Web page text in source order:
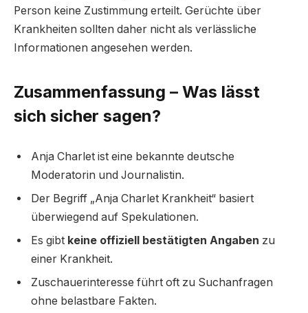
Person keine Zustimmung erteilt. Gerüchte über
Krankheiten sollten daher nicht als verlässliche
Informationen angesehen werden.
Zusammenfassung – Was lässt
sich sicher sagen?
Anja Charlet ist eine bekannte deutsche
Moderatorin und Journalistin.
Der Begriff „Anja Charlet Krankheit“ basiert
überwiegend auf Spekulationen.
Es gibt keine offiziell bestätigten Angaben zu
einer Krankheit.
Zuschauerinteresse führt oft zu Suchanfragen
ohne belastbare Fakten.